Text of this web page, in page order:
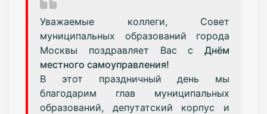
Уважаемые коллеги, Совет
муниципальных образований города
Москвы поздравляет Вас сДнём
местного самоуправления!
В этот праздничный день мы
благодарим глав муниципальных
образований, депутатский корпус и